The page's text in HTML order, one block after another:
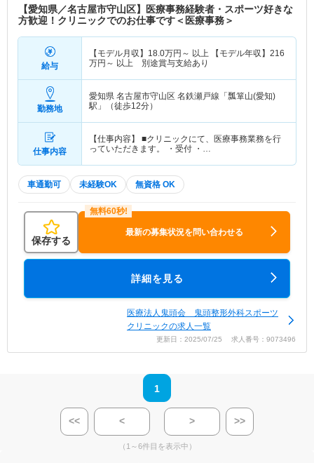
【愛知県／名古屋市守山区】医療事務経験者・スポーツ好きな
方歓迎！クリニックでのお仕事です＜医療事務＞
給与
【モデル月収】 18.0万円～ 以上 【モデル年収】 216
万円～ 以上 別途賞与支給あり
勤務地
愛知県 名古屋市守山区 名鉄瀬戸線「瓢箪山(愛知)
駅」（徒歩12分）
仕事内容
【仕事内容】 ■クリニックにて、医療事務業務を行
っていただきます。 ・受付 ・…
車通勤可 未経験OK 無資格 OK
保存する
最新の募集状況を問い合わせる
詳細を見る
医療法人鬼頭会 鬼頭整形外科スポーツ
クリニックの求人一覧
更新日：2025/07/25 求人番号：9073496
1
<< < > >>
（1～6件目を表示中）